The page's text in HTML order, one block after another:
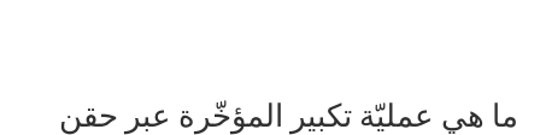
ما هي عمليّة تكبير المؤخّرة عبر حقن